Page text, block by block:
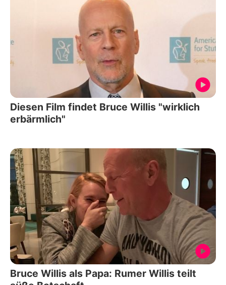
Diesen Film findet Bruce Willis "wirklich
erbärmlich"
Bruce Willis als Papa: Rumer Willis teilt